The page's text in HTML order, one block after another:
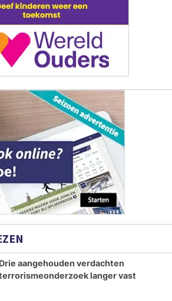
Drie aangehouden verdachten
langer vast